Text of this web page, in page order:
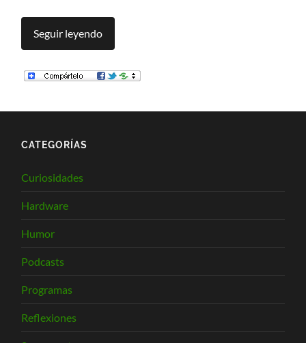
Seguir leyendo
CATEGORÍAS
Curiosidades
Hardware
Humor
Podcasts
Programas
Reflexiones